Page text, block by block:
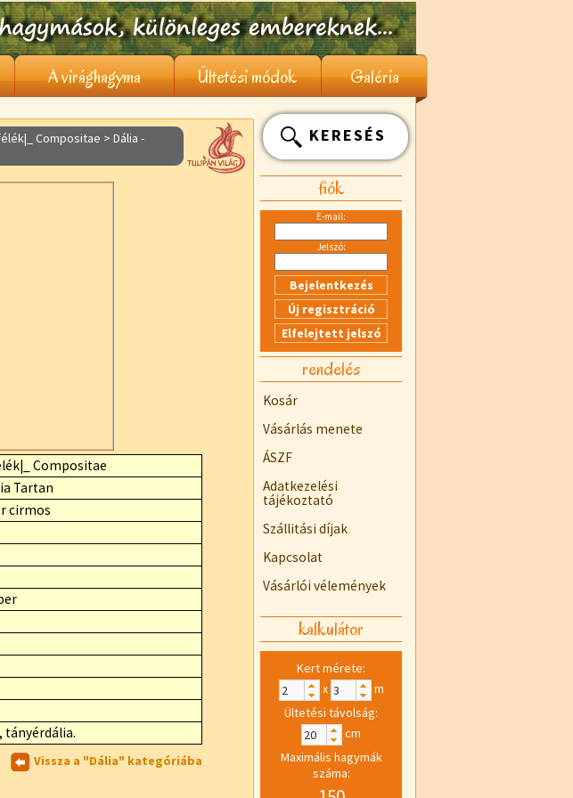
A virághagyma Ültetési módok Galéria
Compositae > Dália -
Compositae
Tartan
cirmos
tányérdália.
Vissza a "Dália" kategóriába
KERESÉS
fiók
E-mail:
Jelszó:
rendelés
Kosár
Vásárlás menete
ÁSZF
Adatkezelési
tájékoztató
Szállitási díjak
Kapcsolat
Vásárlói vélemények
kalkulátor
Kert mérete:
x
m
Ültetési távolság:
cm
Maximális hagymák
száma: